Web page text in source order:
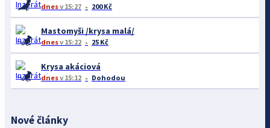
dnesv 15:27 200 Kč
Mastomyši /krysa malá/
dnesv 15:22 25 Kč
Krysa akáciová
dnesv 15:12 Dohodou
Nové články